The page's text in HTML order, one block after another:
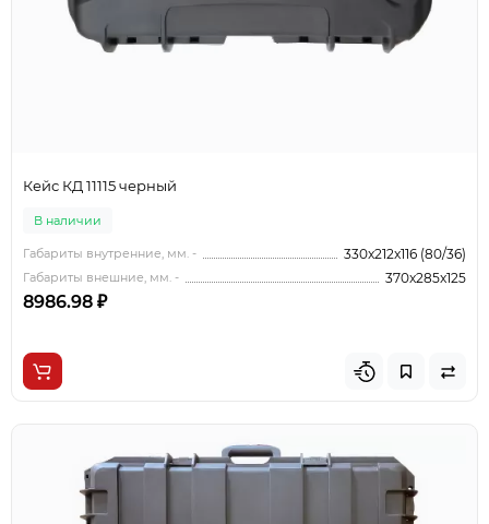
Кейс КД 11115 черный
В наличии
Габариты внутренние, мм. - 330x212x116 (80/36)
Габариты внешние, мм. - 370x285x125
8986.98 ₽